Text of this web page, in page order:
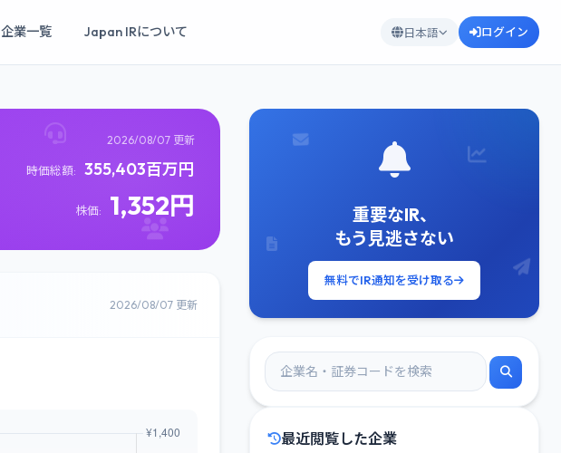
企業一覧 Japan IRについて 日本語 ログイン
2026/08/07 更新
時価総額: 355,403百万円
株価: 1,352円
2026/08/07 更新
重要なIR、
もう見逃さない
無料でIR通知を受け取る
最近閲覧した企業